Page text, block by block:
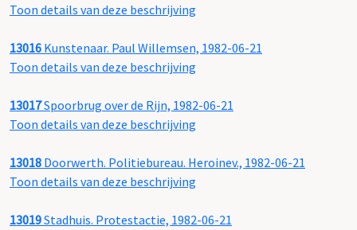
Toon details van deze beschrijving
13016 Kunstenaar. Paul Willemsen, 1982-06-21
Toon details van deze beschrijving
13017Spoorbrug over de Rijn, 1982-06-21
Toon details van deze beschrijving
13018 Doorwerth. Politiebureau. Heroinev., 1982-06-21
Toon details van deze beschrijving
13019Stadhuis. Protestactie, 1982-06-21